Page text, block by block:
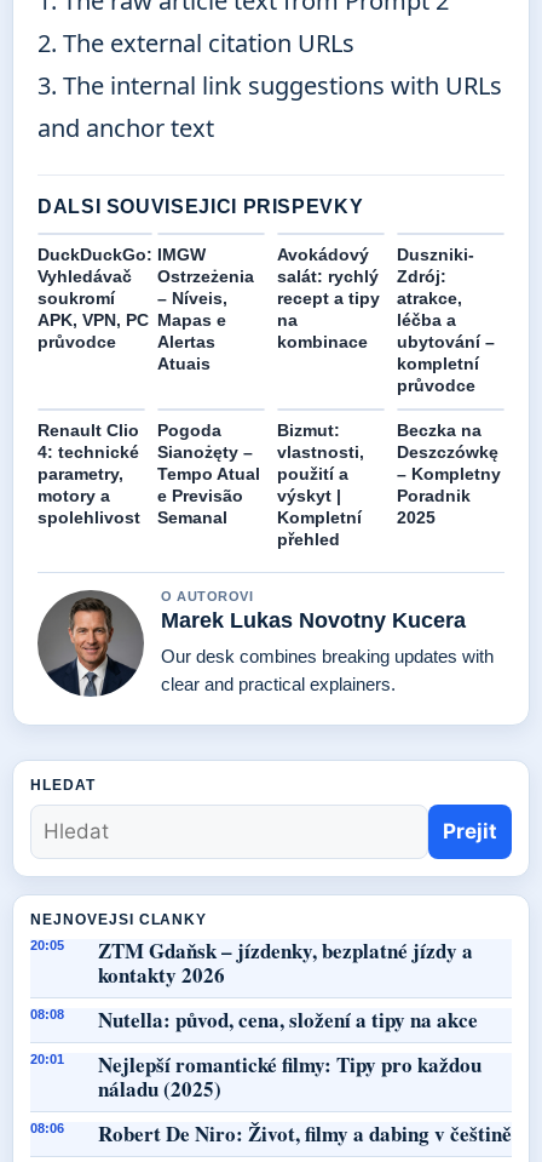
2. The external citation URLs
3. The internal link suggestions with URLs
and anchor text
DALSI SOUVISEJICI PRISPEVKY
DuckDuckGo:
Vyhledávač
soukromí
APK, VPN, PC
průvodce
IMGW
Ostrzeżenia
– Níveis,
Mapas e
Alertas
Atuais
Avokádový
salát: rychlý
recept a tipy
na
kombinace
Duszniki-
Zdrój:
atrakce,
léčba a
ubytování –
kompletní
průvodce
Renault Clio
4: technické
parametry,
motory a
spolehlivost
Pogoda
Sianożęty –
Tempo Atual
e Previsão
Semanal
Bizmut:
vlastnosti,
použití a
výskyt |
Kompletní
přehled
Beczka na
Deszczówkę
– Kompletny
Poradnik
2025
O AUTOROVI
Marek Lukas Novotny Kucera
Our desk combines breaking updates with
clear and practical explainers.
HLEDAT
Prejit
NEJNOVEJSI CLANKY
20:05
ZTM Gdaňsk – jízdenky, bezplatné jízdy a
kontakty 2026
08:08 Nutella: původ, cena, složení a tipy na akce
20:01
Nejlepší romantické filmy: Tipy pro každou
náladu (2025)
08:06 Robert De Niro: Život, filmy a dabing v češtině